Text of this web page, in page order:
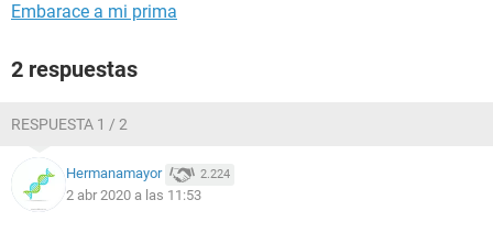
Embarace a mi prima
2 respuestas
RESPUESTA 1 / 2
Hermanamayor 2.224
2 abr 2020 a las 11:53